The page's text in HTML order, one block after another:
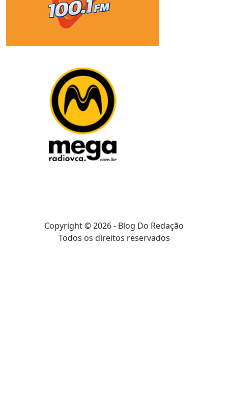
Copyright © 2026 - Blog Do Redação
Todos os direitos reservados